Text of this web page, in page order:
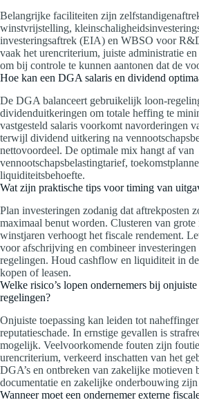
Belangrijke faciliteiten zijn
winstvrijstelling,
investeringsaftrek (EIA) en WBSO voor
vaak het urencriterium, juiste administratie
om bij controle te kunnen aantonen dat de
Hoe kan een DGA salaris en dividend
De DGA balanceert gebruikelijk loon-
dividenduitkeringen om totale heffing te
vastgesteld salaris voorkomt navorderingen
terwijl dividend uitkering na
nettovoordeel. De optimale mix hangt af van
vennootschapsbelastingtarief,
liquiditeitsbehoefte.
Wat zijn praktische tips voor timing van
Plan investeringen zodanig dat aftrekposten
maximaal benut worden. Clusteren van grote
winstjaren verhoogt het fiscale rendement.
voor afschrijving en combineer
regelingen. Houd cashflow en liquiditeit in
kopen of leasen.
Welke risico’s lopen ondernemers bij
regelingen?
Onjuiste toepassing kan leiden tot
reputatieschade. In ernstige gevallen is
mogelijk. Veelvoorkomende fouten zijn
urencriterium, verkeerd inschatten van het
DGA’s en ontbreken van zakelijke motieven
documentatie en zakelijke onderbouwing zijn
Wanneer moet een ondernemer externe